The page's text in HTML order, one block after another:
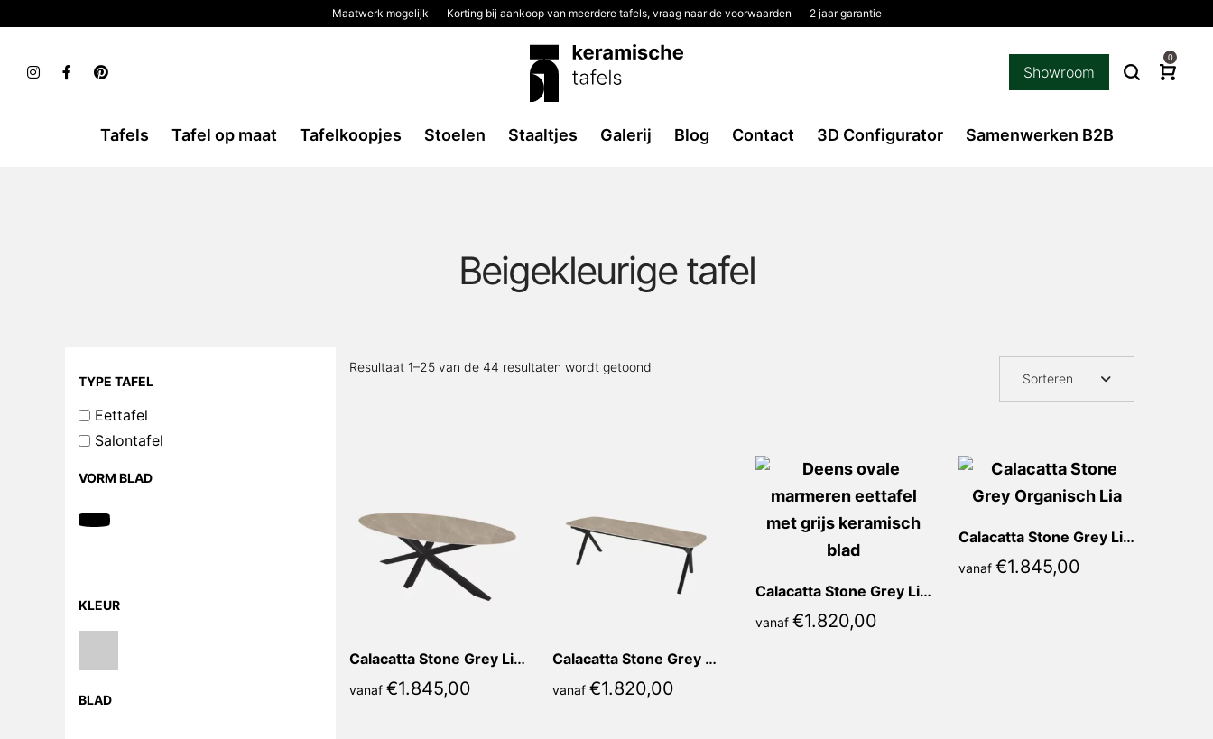
Maatwerk mogelijk Korting bij aankoop van meerdere tafels, vraag naar de voorwaarden 2 jaar garantie
Showroom
0
Tafels Tafel op maat Tafelkoopjes Stoelen Staaltjes Galerij Blog Contact 3D Configurator Samenwerken B2B
Beigekleurige tafel
Resultaat 1–25 van de 44 resultaten wordt getoond
Sorteren
Calacatta Stone Grey Lia Ovaal
vanaf €1.845,00
Calacatta Stone Grey Mirella Deens Ovaal
vanaf €1.820,00
Calacatta Stone Grey Lia Deens Ovaal
vanaf €1.820,00
Calacatta Stone Grey Lia Organisch
vanaf €1.845,00
TYPE TAFEL
Eettafel
Salontafel
VORM BLAD
KLEUR
BLAD